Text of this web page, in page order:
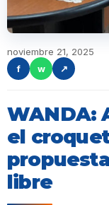
noviembre 21, 2025
f
w ↗
WANDA:
el
libre